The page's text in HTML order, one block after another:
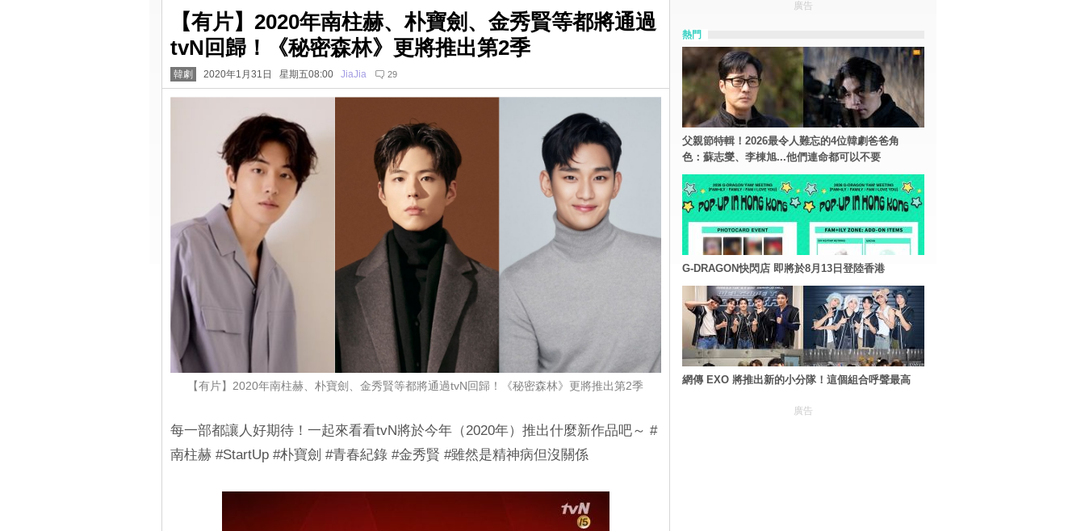
【有片】2020年南柱赫、朴寶劍、金秀賢等都將通過
tvN回歸！《秘密森林》更將推出第2季
韓劇 2020年1月31日 星期五08:00 JiaJia 29
【有片】2020年南柱赫、朴寶劍、金秀賢等都將通過tvN回歸！《秘密森林》更將推出第2季
每一部都讓人好期待！一起來看看tvN將於今年（2020年）推出什麼新作品吧～ #
南柱赫 #StartUp #朴寶劍 #青春紀錄 #金秀賢 #雖然是精神病但沒關係
廣告
熱門
父親節特輯！2026最令人難忘的4位韓劇爸爸角
色：蘇志燮、李棟旭...他們連命都可以不要
G-DRAGON快閃店 即將於8月13日登陸香港
網傳 EXO 將推出新的小分隊！這個組合呼聲最高
廣告